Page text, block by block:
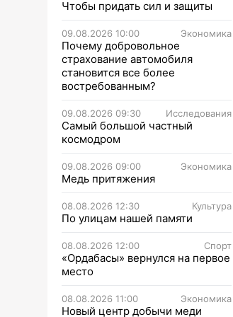
Чтобы придать сил и защиты
09.08.2026 10:00 Экономика
Почему добровольное
страхование автомобиля
становится все более
востребованным?
09.08.2026 09:30 Исследования
Самый большой частный
космодром
09.08.2026 09:00 Экономика
Медь притяжения
08.08.2026 12:30 Культура
По улицам нашей памяти
08.08.2026 12:00 Спорт
«Ордабасы» вернулся на первое
место
08.08.2026 11:00 Экономика
Новый центр добычи меди